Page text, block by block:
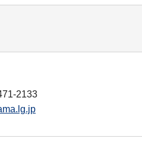
2133